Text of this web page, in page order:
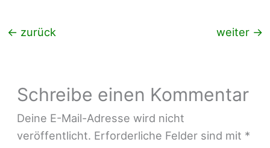
← zurück weiter →
Schreibe einen Kommentar
Deine E-Mail-Adresse wird nicht
veröffentlicht. Erforderliche Felder sind mit *